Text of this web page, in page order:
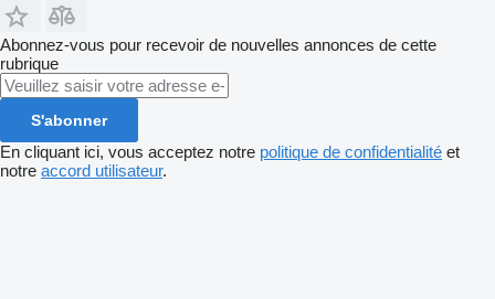
Abonnez-vous pour recevoir de nouvelles annonces de cette
rubrique
S'abonner
En cliquant ici, vous acceptez notre politique de confidentialité et
notre accord utilisateur.